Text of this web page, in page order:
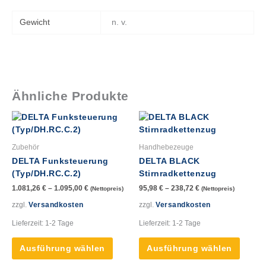
Gewicht n. v.
Ähnliche Produkte
Zubehör
DELTA Funksteuerung
(Typ/DH.RC.C.2)
1.081,26 € – 1.095,00 € (Nettopreis)
zzgl. Versandkosten
Lieferzeit: 1-2 Tage
Ausführung wählen
Dieses
Produkt
Varianten
Die
Optionen
der
Produktseite
Handhebezeuge
DELTA BLACK
Stirnradkettenzug
95,98 € – 238,72 € (Nettopreis)
zzgl. Versandkosten
Lieferzeit: 1-2 Tage
Ausführung wählen
der